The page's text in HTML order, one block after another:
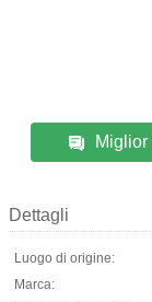
Miglior
Dettagli
Luogo di origine:
Marca: